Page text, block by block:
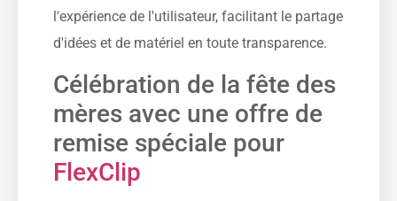
l'expérience de l'utilisateur, facilitant le partage
d'idées et de matériel en toute transparence.
Célébration de la fête des
mères avec une offre de
remise spéciale pour
FlexClip